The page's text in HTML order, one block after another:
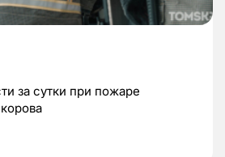
за сутки при пожаре